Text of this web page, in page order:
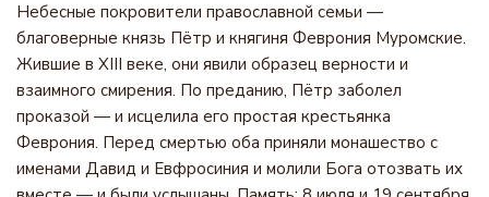
Небесные покровители православной семьи —
благоверные князь Пётр и княгиня Феврония Муромские.
Жившие в XIII веке, они явили образец верности и
взаимного смирения. По преданию, Пётр заболел
проказой — и исцелила его простая крестьянка
Феврония. Перед смертью оба приняли монашество с
именами Давид и Евфросиния и молили Бога отозвать их